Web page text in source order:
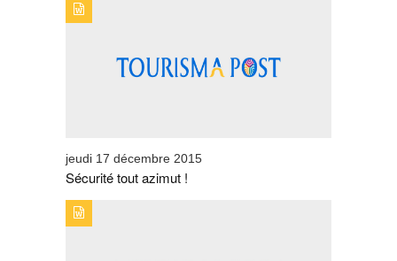
jeudi 17 décembre 2015
Sécurité tout azimut !